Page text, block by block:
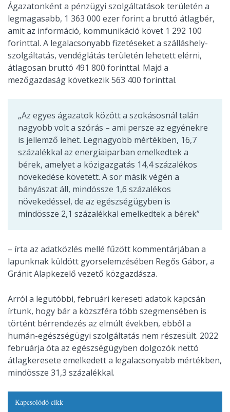
Ágazatonként a pénzügyi szolgáltatások területén a
legmagasabb, 1 363 000 ezer forint a bruttó átlagbér,
amit az információ, kommunikáció követ 1 292 100
forinttal. A legalacsonyabb fizetéseket a szálláshely-
szolgáltatás, vendéglátás területén lehetett elérni,
átlagosan bruttó 491 800 forinttal. Majd a
mezőgazdaság következik 563 400 forinttal.
„Az egyes ágazatok között a szokásosnál talán
nagyobb volt a szórás – ami persze az egyénekre
is jellemző lehet. Legnagyobb mértékben, 16,7
százalékkal az energiaiparban emelkedtek a
bérek, amelyet a közigazgatás 14,4 százalékos
növekedése követett. A sor másik végén a
bányászat áll, mindössze 1,6 százalékos
növekedéssel, de az egészségügyben is
mindössze 2,1 százalékkal emelkedtek a bérek”
– írta az adatközlés mellé fűzött kommentárjában a
lapunknak küldött gyorselemzésében Regős Gábor, a
Gránit Alapkezelő vezető közgazdásza.
Arról a legutóbbi, februári kereseti adatok kapcsán
írtunk, hogy bár a közszféra több szegmensében is
történt bérrendezés az elmúlt években, ebből a
humán-egészségügyi szolgáltatás nem részesült. 2022
februárja óta az egészségügyben dolgozók nettó
átlagkeresete emelkedett a legalacsonyabb mértékben,
mindössze 31,3 százalékkal.
Kapcsolódó cikk